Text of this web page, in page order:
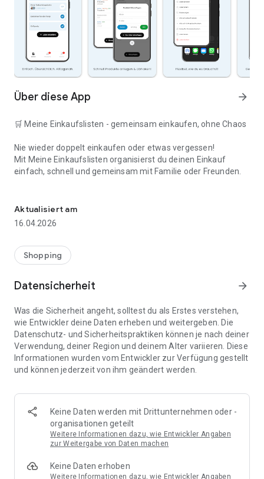
Über diese App arrow_forward
🛒 Meine Einkaufslisten - gemeinsam einkaufen, ohne Chaos
Nie wieder doppelt einkaufen oder etwas vergessen!
Mit Meine Einkaufslisten organisierst du deinen Einkauf
einfach, schnell und gemeinsam mit Familie oder Freunden.
👨‍👩‍👧 Gemeinsame Einkaufslisten in Echtzeit: Alle sehen
⚡ Superschnell & einfach: Liste in Sekunden erstellen und
sofort loslegen.
📱 Immer dabei: Deine Einkaufsliste ist jederzeit auf deinem
🤝 Teilen leicht gemacht: Lade andere ein und erledigt den
Einkauf gemeinsam.
🍳 Zutaten direkt aus Rezepten übernehmen: Importiere
Zutaten von Rezept-Webseiten und verwandle sie
🚀 DEINE VORTEILE IM ALLTAG
* Nie wieder doppelte Einkäufe
* Kein Chaos mehr beim Einkaufen
* Bessere Abstimmung mit Familie & Freunden
* Perfekt für die Essensplanung
Aktualisiert am
16.04.2026
Shopping
Datensicherheit arrow_forward
Was die Sicherheit angeht, solltest du als Erstes verstehen,
wie Entwickler deine Daten erheben und weitergeben. Die
Datenschutz- und Sicherheitspraktiken können je nach deiner
Verwendung, deiner Region und deinem Alter variieren. Diese
Informationen wurden vom Entwickler zur Verfügung gestellt
und können jederzeit von ihm geändert werden.
Keine Daten werden mit Drittunternehmen oder -
organisationen geteilt
Weitere Informationen dazu, wie Entwickler Angaben
zur Weitergabe von Daten machen
Keine Daten erhoben
Weitere Informationen dazu, wie Entwickler Angaben